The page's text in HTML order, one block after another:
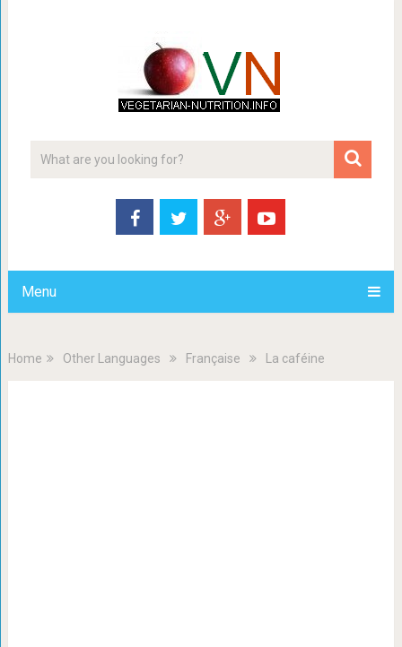
Menu
Home Other Languages Française La caféine